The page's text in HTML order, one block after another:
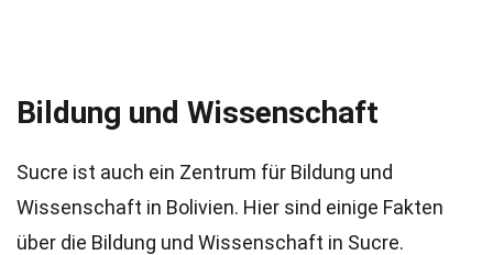
Bildung und Wissenschaft
Sucre ist auch ein Zentrum für Bildung und
Wissenschaft in Bolivien. Hier sind einige Fakten
über die Bildung und Wissenschaft in Sucre.